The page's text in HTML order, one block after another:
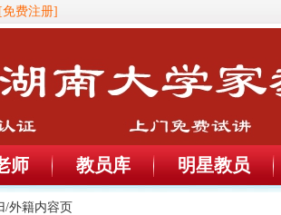
[免费注册]
师 教员库 明星教员
/外籍内容页